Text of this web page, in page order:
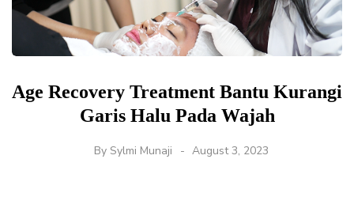
Age Recovery Treatment Bantu Kurangi
Garis Halu Pada Wajah
By Sylmi Munaji August 3, 2023